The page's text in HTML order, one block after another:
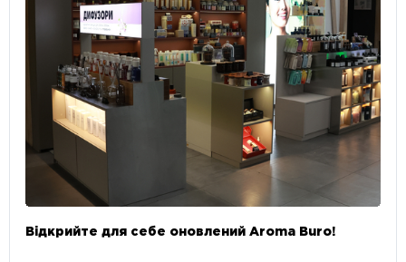
Відкрийте для себе оновлений Aroma Buro! ⠀